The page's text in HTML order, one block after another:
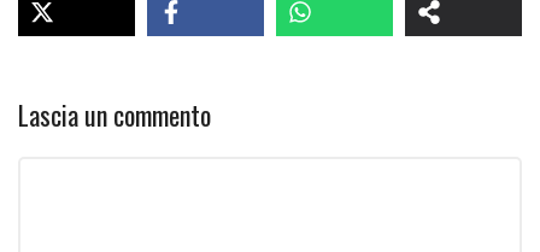
Lascia un commento